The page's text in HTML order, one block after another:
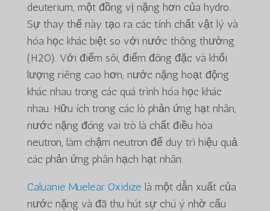
deuterium, một đồng vị nặng hơn của hydro.
Sự thay thế này tạo ra các tính chất vật lý và
hóa học khác biệt so với nước thông thường
(H2O). Với điểm sôi, điểm đông đặc và khối
lượng riêng cao hơn, nước nặng hoạt động
khác nhau trong các quá trình hóa học khác
nhau. Hữu ích trong các lò phản ứng hạt nhân,
nước nặng đóng vai trò là chất điều hòa
neutron, làm chậm neutron để duy trì hiệu quả
các phản ứng phân hạch hạt nhân.
Caluanie Muelear Oxidize là một dẫn xuất của
nước nặng và đã thu hút sự chú ý nhờ cấu